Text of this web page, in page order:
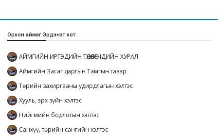
Орхон аймаг Эрдэнэт хот
АЙМГИЙН ИРГЭДИЙН ТӨЛӨӨЛӨГЧДИЙН ХУРАЛ
Аймгийн Засаг даргын Тамгын газар
Төрийн захиргааны удирдлагын хэлтэс
Хууль, эрх зүйн хэлтэс
Нийгмийн бодлогын хэлтэс
Санхүү, төрийн сангийн хэлтэс